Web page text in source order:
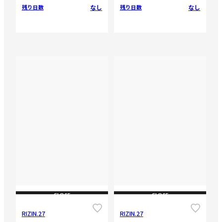
残り日数 なし 残り日数 なし
CLOSE
RIZIN.27
CLOSE
RIZIN.27